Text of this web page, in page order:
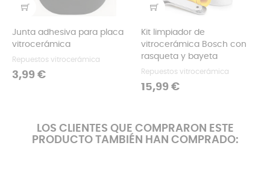
Junta adhesiva para placa
vitrocerámica
Repuestos vitrocerámica
Precio
3,99 €
Kit limpiador de
vitrocerámica Bosch con
rasqueta y bayeta
Repuestos vitrocerámica
Precio
15,99 €
LOS CLIENTES QUE COMPRARON ESTE
PRODUCTO TAMBIÉN HAN COMPRADO: